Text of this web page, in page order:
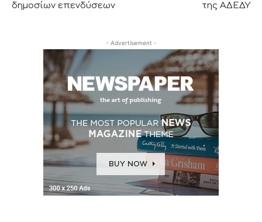
δημοσίων επενδύσεων
της ΑΔΕΔΥ
- Advertisement -